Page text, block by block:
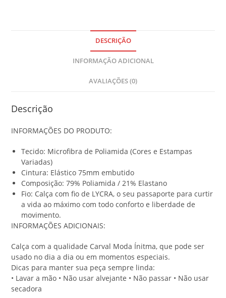
R
$
0
DESCRIÇÃO
INFORMAÇÃO ADICIONAL
AVALIAÇÕES (0)
Descrição
INFORMAÇÕES DO PRODUTO:
Tecido: Microfibra de Poliamida (Cores e Estampas
Variadas)
Cintura: Elástico 75mm embutido
Composição: 79% Poliamida / 21% Elastano
Fio: Calça com fio de LYCRA, o seu passaporte para curtir
a vida ao máximo com todo conforto e liberdade de
movimento.
INFORMAÇÕES ADICIONAIS:
Calça com a qualidade Carval Moda Ínitma, que pode ser
usado no dia a dia ou em momentos especiais.
Dicas para manter sua peça sempre linda:
• Lavar a mão • Não usar alvejante • Não passar • Não usar
secadora